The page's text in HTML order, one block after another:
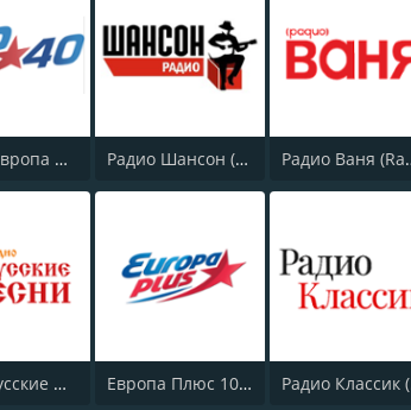
Топ 40 Европа Плюс (Top 40 Europa Plus) Радио Шансон (Chanson) Радио
Радио Русские Песни | Russian Songs Radio | RuSongs Европа Плюс 106.2 FM (Europa Plus)